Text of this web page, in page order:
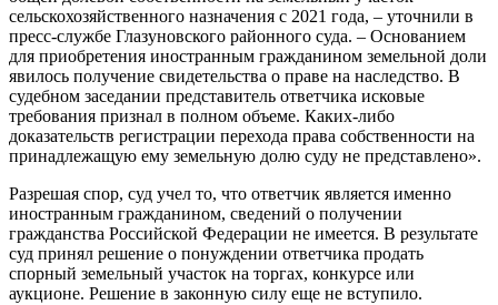
сельскохозяйственного назначения с 2021 года, – уточнили в
пресс-службе Глазуновского районного суда. – Основанием
для приобретения иностранным гражданином земельной доли
явилось получение свидетельства о праве на наследство. В
судебном заседании представитель ответчика исковые
требования признал в полном объеме. Каких-либо
доказательств регистрации перехода права собственности на
принадлежащую ему земельную долю суду не представлено».
Разрешая спор, суд учел то, что ответчик является именно
иностранным гражданином, сведений о получении
гражданства Российской Федерации не имеется. В результате
суд принял решение о понуждении ответчика продать
спорный земельный участок на торгах, конкурсе или
аукционе. Решение в законную силу еще не вступило.